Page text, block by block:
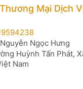
Mại Dịch
Nguyễn Ngọc Hưng
Huỳnh Tấn Phát,
Nam